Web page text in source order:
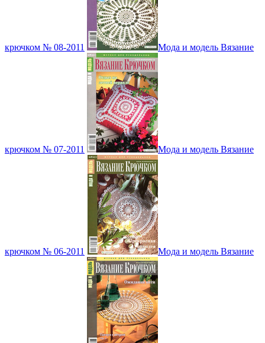
крючком № 08-2011 Мода и модель Вязание
крючком № 07-2011 Мода и модель Вязание
крючком № 06-2011 Мода и модель Вязание